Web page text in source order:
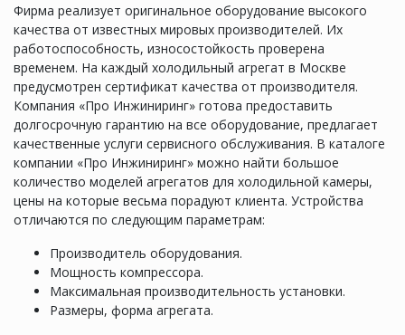
Фирма реализует оригинальное оборудование высокого
качества от известных мировых производителей. Их
работоспособность, износостойкость проверена
временем. На каждый холодильный агрегат в Москве
предусмотрен сертификат качества от производителя.
Компания «Про Инжиниринг» готова предоставить
долгосрочную гарантию на все оборудование, предлагает
качественные услуги сервисного обслуживания. В каталоге
компании «Про Инжиниринг» можно найти большое
количество моделей агрегатов для холодильной камеры,
цены на которые весьма порадуют клиента. Устройства
отличаются по следующим параметрам:
Производитель оборудования.
Мощность компрессора.
Максимальная производительность установки.
Размеры, форма агрегата.